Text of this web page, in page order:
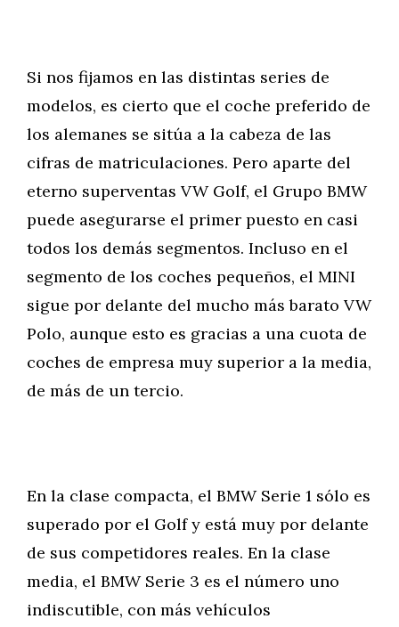
Si nos fijamos en las distintas series de
modelos, es cierto que el coche preferido de
los alemanes se sitúa a la cabeza de las
cifras de matriculaciones. Pero aparte del
eterno superventas VW Golf, el Grupo BMW
puede asegurarse el primer puesto en casi
todos los demás segmentos. Incluso en el
segmento de los coches pequeños, el MINI
sigue por delante del mucho más barato VW
Polo, aunque esto es gracias a una cuota de
coches de empresa muy superior a la media,
de más de un tercio.
En la clase compacta, el BMW Serie 1 sólo es
superado por el Golf y está muy por delante
de sus competidores reales. En la clase
media, el BMW Serie 3 es el número uno
indiscutible, con más vehículos